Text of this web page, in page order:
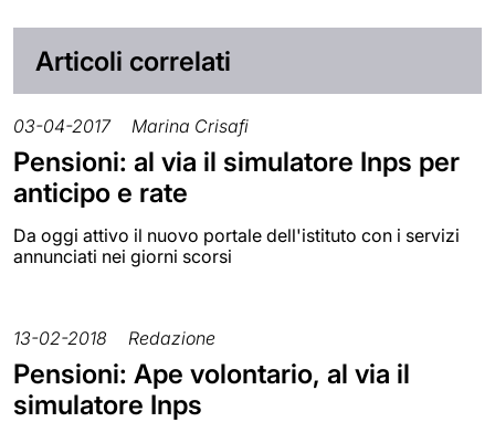
Articoli correlati
03-04-2017 Marina Crisafi
Pensioni: al via il simulatore Inps per
anticipo e rate
Da oggi attivo il nuovo portale dell'istituto con i servizi
annunciati nei giorni scorsi
13-02-2018 Redazione
Pensioni: Ape volontario, al via il
simulatore Inps